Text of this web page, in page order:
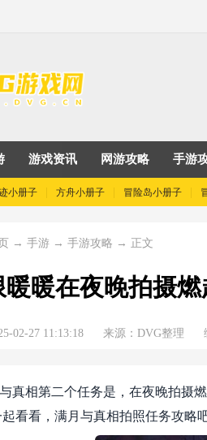
游戏资讯 网游攻略 手游
小册子 方舟小册子 冒险岛小册子
→ 手游 → 手游攻略 → 正文
暖暖在夜晚拍摄
02-27 11:13:18 来源：DVG整理
真相第二个任务是，在夜晚拍摄
看看，满月与真相拍照任务攻略吧